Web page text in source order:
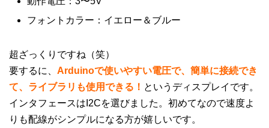
フォントカラー：イエロー＆ブルー
超ざっくりですね（笑）
要するに、 Arduinoで使いやすい電圧で、簡単に接続でき
て、ライブラリも使用できる！ というディスプレイです。
インタフェースはI2Cを選びました。初めてなので速度よ
りも配線がシンプルになる方が嬉しいです。